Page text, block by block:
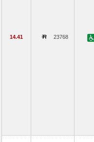
14.41 23768